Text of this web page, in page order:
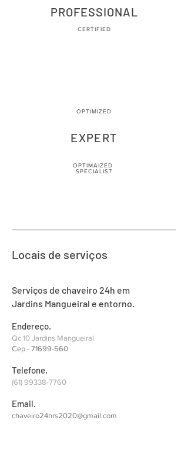
PROFESSIONAL
CERTIFIED
OPTIMIZED
EXPERT
OPTIMAIZED
SPECIALIST
Locais de serviços
Serviços de chaveiro 24h em
Jardins Mangueiral e entorno.
Endereço.
Qc 10 Jardins Mangueiral
Cep - 71699-560
Telefone.
(61) 99338-7760
Email.
chaveiro24hrs2020@gmail.com